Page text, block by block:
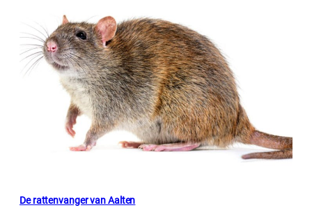
De rattenvanger van Aalten